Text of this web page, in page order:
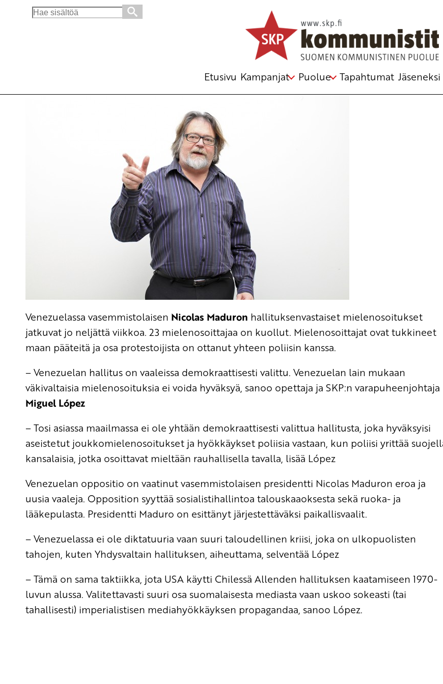
Search
Etusivu Kampanjat Puolue Tapahtumat Jäseneksi
Venezuelassa ei ole diktatuuria vaan suuri talouskriisi
talouskriisi,Venezuela
Venezuelassa vasemmistolaisen Nicolas Maduron hallituksenvastaiset mielenosoitukset
jatkuvat jo neljättä viikkoa. 23 mielenosoittajaa on kuollut. Mielenosoittajat ovat tukkineet
maan pääteitä ja osa protestoijista on ottanut yhteen poliisin kanssa.
– Venezuelan hallitus on vaaleissa demokraattisesti valittu. Venezuelan lain mukaan
väkivaltaisia mielenosoituksia ei voida hyväksyä, sanoo opettaja ja SKP:n varapuheenjohtaja
Miguel López
– Tosi asiassa maailmassa ei ole yhtään demokraattisesti valittua hallitusta, joka hyväksyisi
aseistetut joukkomielenosoitukset ja hyökkäykset poliisia vastaan, kun poliisi yrittää
kansalaisia, jotka osoittavat mieltään rauhallisella tavalla, lisää López
Venezuelan oppositio on vaatinut vasemmistolaisen presidentti Nicolas Maduron eroa ja
uusia vaaleja. Opposition syyttää sosialistihallintoa talouskaaoksesta sekä ruoka- ja
lääkepulasta. Presidentti Maduro on esittänyt järjestettäväksi paikallisvaalit.
– Venezuelassa ei ole diktatuuria vaan suuri taloudellinen kriisi, joka on ulkopuolisten
tahojen, kuten Yhdysvaltain hallituksen, aiheuttama, selventää López
– Tämä on sama taktiikka, jota USA käytti Chilessä Allenden hallituksen kaatamiseen 1970-
luvun alussa. Valitettavasti suuri osa suomalaisesta mediasta vaan uskoo sokeasti (tai
tahallisesti) imperialistisen mediahyökkäyksen propagandaa, sanoo López.